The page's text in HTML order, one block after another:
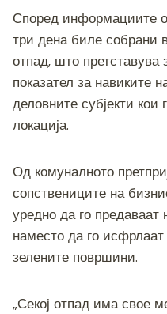
Според информациите
три дена биле собрани
отпад, што претставува
показател за навиките
деловните субјекти кои
локација.
Од комуналното
сопствениците на
уредно да го
наместо да го исфрлаат
зелените површини.
„Секој отпад има свое